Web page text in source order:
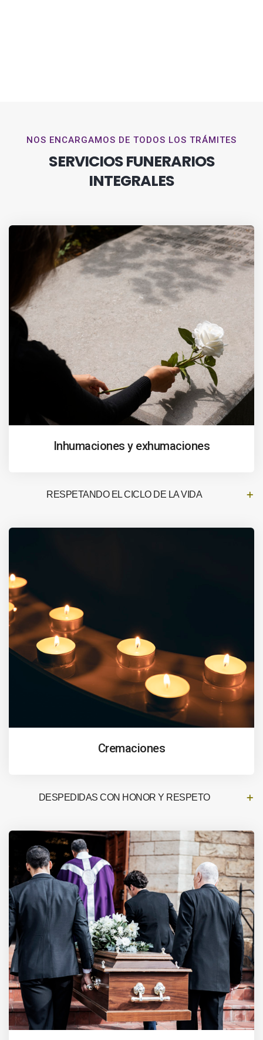
NOS ENCARGAMOS DE TODOS LOS TRÁMITES
SERVICIOS FUNERARIOS
INTEGRALES
Inhumaciones y exhumaciones
RESPETANDO EL CICLO DE LA VIDA
Cremaciones
DESPEDIDAS CON HONOR Y RESPETO